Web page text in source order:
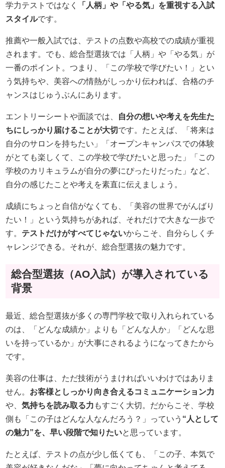
学力テストではなく
「人柄」や「やる気」を重視する入試
スタイルです。
推薦や一般入試では、テストの点数や高校での成績が重視
されます。でも、総合型選抜では「人柄」や「やる気」が
一番のポイント。つまり、「この学校で学びたい！」とい
う気持ちや、美容への情熱がしっかり伝われば、合格のチ
ャンスはじゅうぶんにあります。
エントリーシートや面談では、
自分の想いや考えを先生た
ちにしっかり届けることが大切 です。たとえば、「将来は
自分のサロンを持ちたい」「オープンキャンパスでの体験
がとても楽しくて、この学校で学びたいと思った」「この
学校のカリキュラムが自分の夢にぴったりだった」など、
自分の感じたことや考えを素直に伝えましょう。
成績にちょっと自信がなくても、「美容の世界でがんばり
たい！」という気持ちがあれば、それだけで大きな一歩で
す。 テストだけがすべてじゃないからこそ、自分らしくチ
ャレンジできる。それが、総合型選抜の魅力です。
総合型選抜（AO入試）が導入されている
背景
最近、総合型選抜が多くの専門学校で取り入れられている
のは、「どんな成績か」よりも「どんな人か」「どんな思
いを持っているか」が大事にされるようになってきたから
です。
美容の仕事は、ただ技術がうまければいいわけではありま
せん。 お客様としっかり向き合えるコミュニケーション力
や、気持ちを読み取る力 もすごく大切。だからこそ、学校
側も「この子はどんな人なんだろう？」っていう “人として
の魅力”を、早い段階で知りたいと思っています。
たとえば、テストの点が少し低くても、「この子、本気で